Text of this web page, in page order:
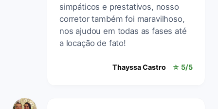
simpáticos e prestativos, nosso
corretor também foi maravilhoso,
nos ajudou em todas as fases até
a locação de fato!
Thayssa Castro ☆ 5/5